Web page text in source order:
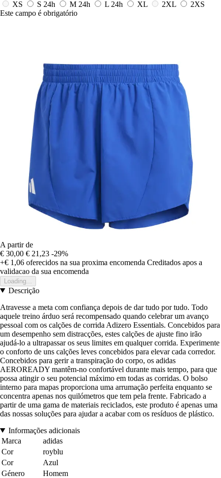
XS S 24h M 24h L 24h XL 2XL
2XS
Este campo é obrigatório
A partir de
€ 30,00 € 21,23 -29%
+€ 1,06 oferecidos na sua proxima encomenda Creditados apos a
validacao da sua encomenda
Loading...
Descrição
Atravesse a meta com confiança depois de dar tudo por tudo. Todo
aquele treino árduo será recompensado quando celebrar um avanço
pessoal com os calções de corrida Adizero Essentials. Concebidos para
um desempenho sem distracções, estes calções de ajuste fino irão
ajudá-lo a ultrapassar os seus limites em qualquer corrida. Experimente
o conforto de uns calções leves concebidos para elevar cada corredor.
Concebidos para gerir a transpiração do corpo, os adidas
AEROREADY mantêm-no confortável durante mais tempo, para que
possa atingir o seu potencial máximo em todas as corridas. O bolso
interno para mapas proporciona uma arrumação perfeita enquanto se
concentra apenas nos quilómetros que tem pela frente. Fabricado a
partir de uma gama de materiais reciclados, este produto é apenas uma
das nossas soluções para ajudar a acabar com os resíduos de plástico.
Informações adicionais
Marca
adidas
Cor
royblu
Cor
Azul
Género
Homem